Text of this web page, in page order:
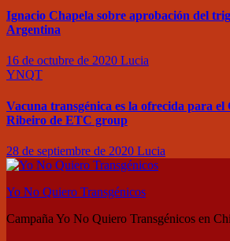
Ignacio Chapela sobre aprobación del
Argentina
16 de octubre de 2020 Lucia
YNQT
Vacuna transgénica es la ofrecida para
Ribeiro de ETC group
28 de septiembre de 2020 Lucia
Yo No Quiero Transgénicos
Campaña Yo No Quiero Transgénicos en